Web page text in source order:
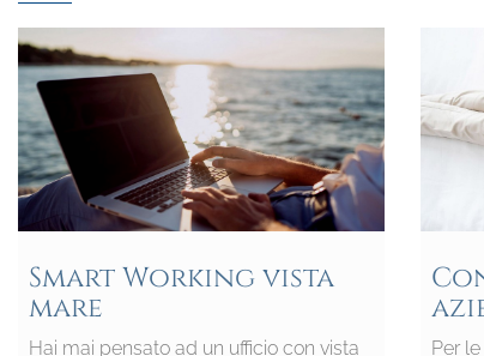
Smart Working vista
mare
Hai mai pensato ad un ufficio con vista
Per